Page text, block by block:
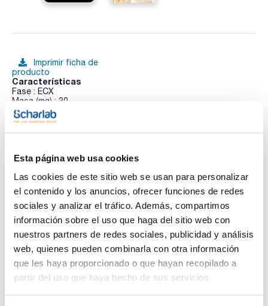
Esta página web usa cookies
Las cookies de este sitio web se usan para personalizar
el contenido y los anuncios, ofrecer funciones de redes
sociales y analizar el tráfico. Además, compartimos
información sobre el uso que haga del sitio web con
nuestros partners de redes sociales, publicidad y análisis
web, quienes pueden combinarla con otra información
que les haya proporcionado o que hayan recopilado a
partir del uso que haya hecho de sus servicios.
Imprimir ficha de
producto
Características
Fase : ECX
Masa (mg) : 30
Volumen (ml) : 1
Poro (Å) : 70
Los clásicos Cartuchos ExtraBond® Polymeric EB Scharlau
modificado con pirrolidona.
Tiene mayor capacidad y área superficial que los rellenos
basados en sílica con excelente recuperación y velocidad de
extracción. Es un material que presenta un equilibrio entre las
propiedades hidrofílicas e hidrofóbicas pudiendo ser usado
en un rango de pH de 1 a 14. La gama ExtraBond® Polymeric
consta de 4 tipos de rellenos con distinta polaridad según
su modificación.
Ver más
Documentación técnica
TDS / Ficha técnica
descargas
COA
Regístrate para
descargas
SDS/ Hoja de seguridad
Regístrate para
descargas